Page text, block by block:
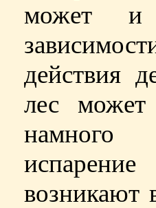
может и
действия
лес может
намного
возникают